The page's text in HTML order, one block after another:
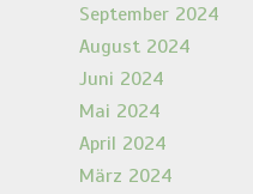
September 2024
August 2024
Juni 2024
Mai 2024
April 2024
März 2024